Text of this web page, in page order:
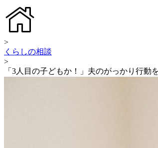
>
くらしの相談
>
「3人目の子どもか！」夫のがっかり行